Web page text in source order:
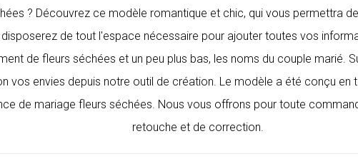
? Découvrez ce modèle romantique et chic, qui vous permettra
de tout l'espace nécessaire pour ajouter toutes vos
de fleurs séchées et un peu plus bas, les noms du couple marié.
vos envies depuis notre outil de création. Le modèle a été conçu
de mariage fleurs séchées. Nous vous offrons pour toute
retouche et de correction.